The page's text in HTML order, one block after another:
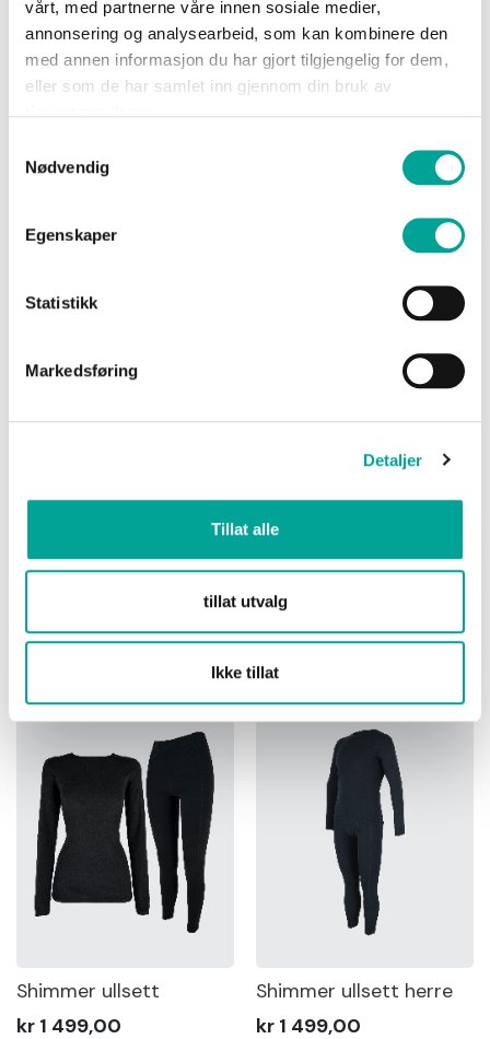
vårt, med partnerne våre innen sosiale medier,
annonsering og analysearbeid, som kan kombinere den
med annen informasjon du har gjort tilgjengelig for dem,
eller som de har samlet inn gjennom din bruk av
Nødvendig
Egenskaper
Statistikk
Markedsføring
Detaljer
Tillat alle
tillat utvalg
Ikke tillat
Bronitt merinoull genser
kr 999,00
Bronitt merinoull genser
kr 299,00
Augitt Hipster
kr 299,00
Shimmer ullsett
kr 1 499,00
Shimmer ullsett herre
kr 1 499,00